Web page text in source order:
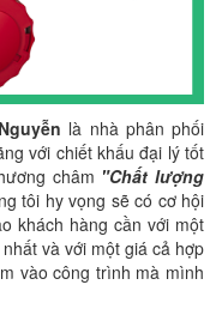
là nhà phân phối
với chiết khấu đại lý tốt
châm "Chất lượng
tôi hy vọng sẽ có cơ hội
khách hàng cần với một
và với một giá cả hợp
vào công trình mà mình